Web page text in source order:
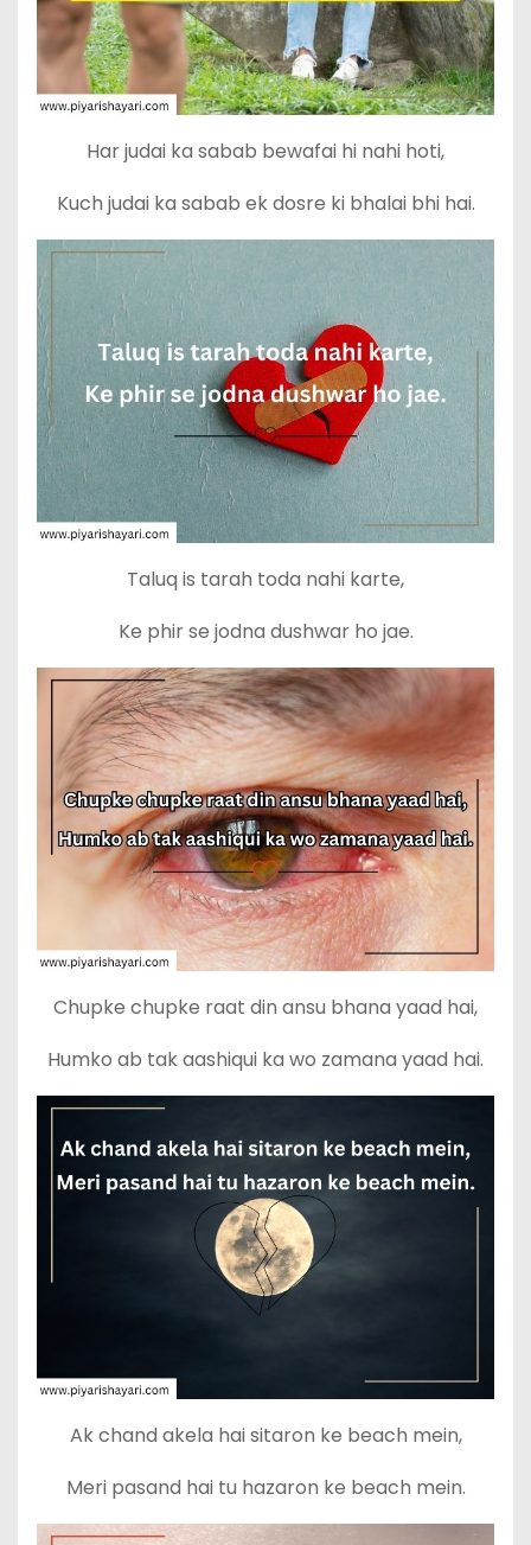
Har judai ka sabab bewafai hi nahi hoti,
Kuch judai ka sabab ek dosre ki bhalai bhi hai.
Taluq is tarah toda nahi karte,
Ke phir se jodna dushwar ho jae.
Chupke chupke raat din ansu bhana yaad hai,
Humko ab tak aashiqui ka wo zamana yaad hai.
Ak chand akela hai sitaron ke beach mein,
Meri pasand hai tu hazaron ke beach mein.